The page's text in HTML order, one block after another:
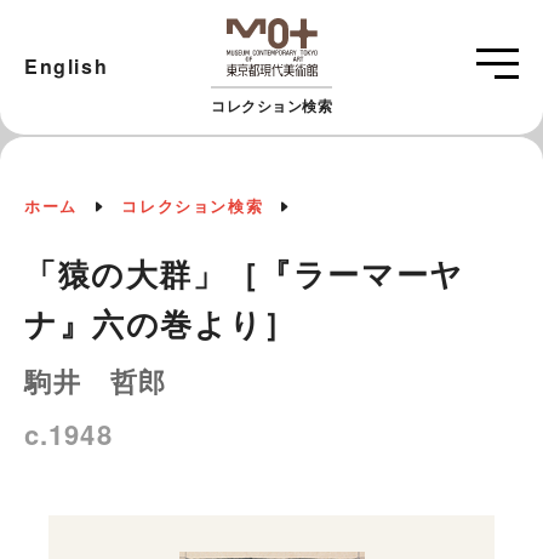
コレクション検索
English
ホーム コレクション検索
「猿の大群」［『ラーマーヤ
ナ』六の巻より］
駒井 哲郎
c.1948